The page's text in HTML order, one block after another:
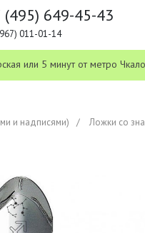
(495) 649-45-43
011-01-14
или 5 минут от метро
и надписями) Ложки со